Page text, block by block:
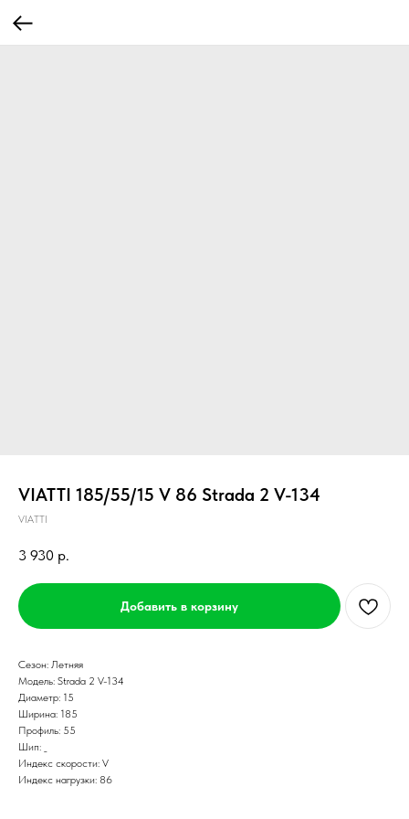
VIATTI 185/55/15 V 86 Strada 2 V-134
VIATTI
3 930 р.
Добавить в корзину
Сезон: Летняя
Модель: Strada 2 V-134
Диаметр: 15
Ширина: 185
Профиль: 55
Шип: _
Индекс скорости: V
Индекс нагрузки: 86